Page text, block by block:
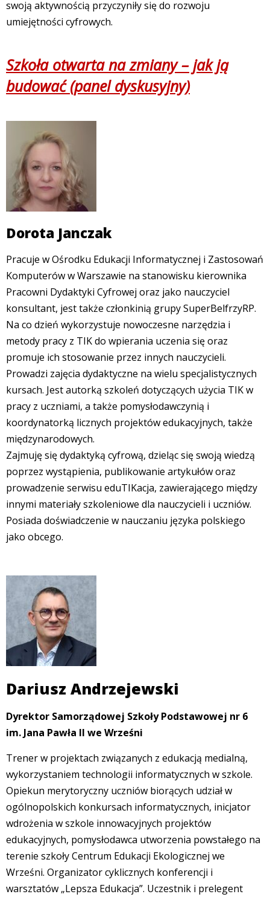
swoją aktywnością przyczyniły się do rozwoju
umiejętności cyfrowych.
Szkoła otwarta na zmiany – jak ją
budować (panel dyskusyjny)
Dorota Janczak
Pracuje w Ośrodku Edukacji Informatycznej i Zastosowań
Komputerów w Warszawie na stanowisku kierownika
Pracowni Dydaktyki Cyfrowej oraz jako nauczyciel
konsultant, jest także członkinią grupy SuperBelfrzyRP.
Na co dzień wykorzystuje nowoczesne narzędzia i
metody pracy z TIK do wpierania uczenia się oraz
promuje ich stosowanie przez innych nauczycieli.
Prowadzi zajęcia dydaktyczne na wielu specjalistycznych
kursach. Jest autorką szkoleń dotyczących użycia TIK w
pracy z uczniami, a także pomysłodawczynią i
koordynatorką licznych projektów edukacyjnych, także
międzynarodowych.
Zajmuję się dydaktyką cyfrową, dzieląc się swoją wiedzą
poprzez wystąpienia, publikowanie artykułów oraz
prowadzenie serwisu eduTIKacja, zawierającego między
innymi materiały szkoleniowe dla nauczycieli i uczniów.
Posiada doświadczenie w nauczaniu języka polskiego
jako obcego.
Dariusz Andrzejewski
Dyrektor Samorządowej Szkoły Podstawowej nr 6
im. Jana Pawła II we Wrześni
Trener w projektach związanych z edukacją medialną,
wykorzystaniem technologii informatycznych w szkole.
Opiekun merytoryczny uczniów biorących udział w
ogólnopolskich konkursach informatycznych, inicjator
wdrożenia w szkole innowacyjnych projektów
edukacyjnych, pomysłodawca utworzenia powstałego na
terenie szkoły Centrum Edukacji Ekologicznej we
Wrześni. Organizator cyklicznych konferencji i
warsztatów „Lepsza Edukacja”. Uczestnik i prelegent